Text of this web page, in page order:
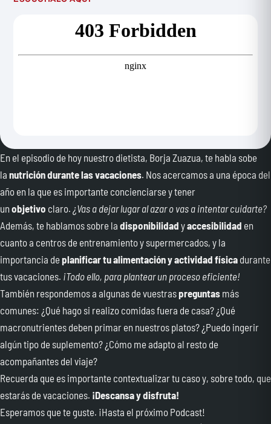
En el episodio de hoy nuestro dietista, Borja Zuazua, te habla sobe
la nutricióndurante las vacaciones. Nos acercamos a una época del
año en la que es importante concienciarse y tener
un objetivo claro. ¿Vas a dejar lugar al azar o vas a intentar cuidarte?
Además, te hablamos sobre la disponibilidad yaccesibilidad en
cuanto a centros de entrenamiento y supermercados, y la
importancia deplanificar tu alimentación y actividad física durante
tus vacaciones. ¡Todo ello, para plantear un proceso eficiente!
También respondemos a algunas de vuestraspreguntas más
comunes: ¿Qué hago si realizo comidas fuera de casa? ¿Qué
macronutrientes deben primar en nuestros platos? ¿Puedo ingerir
algún tipo de suplemento? ¿Cómo me adapto al resto de
acompañantes del viaje?
Recuerda que es importante contextualizar tu caso y, sobre todo, que
estarás de vacaciones. ¡Descansa y disfruta!
Esperamos que te guste. ¡Hasta el próximo Podcast!